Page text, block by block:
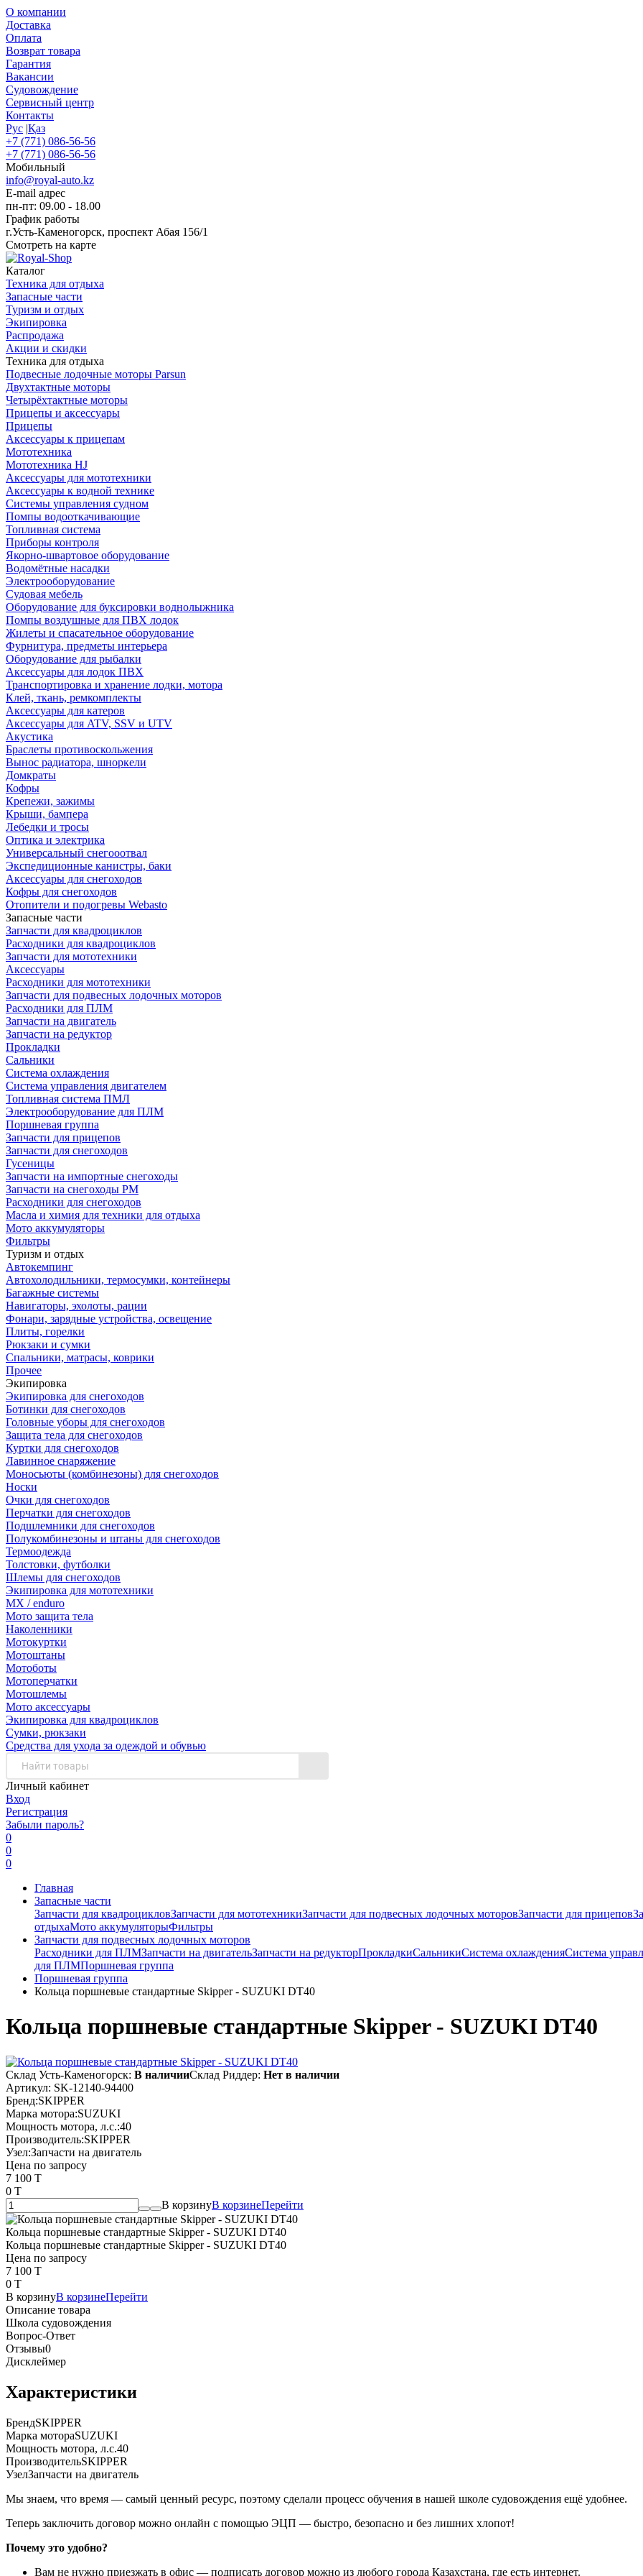
О компании
Доставка
Оплата
Возврат товара
Гарантия
Вакансии
Судовождение
Сервисный центр
Контакты
Рус |Қаз
+7 (771) 086-56-56
+7 (771) 086-56-56
Мобильный
info@royal-auto.kz
E-mail адрес
пн-пт: 09.00 - 18.00
График работы
г.Усть-Каменогорск, проспект Абая 156/1
Смотреть на карте
Каталог
Техника для отдыха
Запасные части
Туризм и отдых
Экипировка
Распродажа
Акции и скидки
Техника для отдыха
Подвесные лодочные моторы Parsun
Двухтактные моторы
Четырёхтактные моторы
Прицепы и аксессуары
Прицепы
Аксессуары к прицепам
Мототехника
Мототехника HJ
Аксессуары для мототехники
Аксессуары к водной технике
Системы управления судном
Помпы водооткачивающие
Топливная система
Приборы контроля
Якорно-швартовое оборудование
Водомётные насадки
Электрооборудование
Судовая мебель
Оборудование для буксировки воднолыжника
Помпы воздушные для ПВХ лодок
Жилеты и спасательное оборудование
Фурнитура, предметы интерьера
Оборудование для рыбалки
Аксессуары для лодок ПВХ
Транспортировка и хранение лодки, мотора
Клей, ткань, ремкомплекты
Аксессуары для катеров
Аксессуары для ATV, SSV и UTV
Акустика
Браслеты противоскольжения
Вынос радиатора, шноркели
Домкраты
Кофры
Крепежи, зажимы
Крыши, бампера
Лебедки и тросы
Оптика и электрика
Универсальный снегооотвал
Экспедиционные канистры, баки
Аксессуары для снегоходов
Кофры для снегоходов
Отопители и подогревы Webasto
Запасные части
Запчасти для квадроциклов
Расходники для квадроциклов
Запчасти для мототехники
Аксессуары
Расходники для мототехники
Запчасти для подвесных лодочных моторов
Расходники для ПЛМ
Запчасти на двигатель
Запчасти на редуктор
Прокладки
Сальники
Система охлаждения
Система управления двигателем
Топливная система ПМЛ
Электрооборудование для ПЛМ
Поршневая группа
Запчасти для прицепов
Запчасти для снегоходов
Гусеницы
Запчасти на импортные снегоходы
Запчасти на снегоходы РМ
Расходники для снегоходов
Масла и химия для техники для отдыха
Мото аккумуляторы
Фильтры
Туризм и отдых
Автокемпинг
Автохолодильники, термосумки, контейнеры
Багажные системы
Навигаторы, эхолоты, рации
Фонари, зарядные устройства, освещение
Плиты, горелки
Рюкзаки и сумки
Спальники, матрасы, коврики
Прочее
Экипировка
Экипировка для снегоходов
Ботинки для снегоходов
Головные уборы для снегоходов
Защита тела для снегоходов
Куртки для снегоходов
Лавинное снаряжение
Моносьюты (комбинезоны) для снегоходов
Носки
Очки для снегоходов
Перчатки для снегоходов
Подшлемники для снегоходов
Полукомбинезоны и штаны для снегоходов
Термоодежда
Толстовки, футболки
Шлемы для снегоходов
Экипировка для мототехники
MX / enduro
Мото защита тела
Наколенники
Мотокуртки
Мотоштаны
Мотоботы
Мотоперчатки
Мотошлемы
Мото аксессуары
Экипировка для квадроциклов
Сумки, рюкзаки
Средства для ухода за одеждой и обувью
Личный кабинет
Вход
Регистрация
Забыли пароль?
0
0
0
Главная
Запасные части
Запчасти для квадроцикловЗапчасти для мототехникиЗапчасти для подвесных лодочных моторовЗапчасти для прицепов
отдыхаМото аккумуляторыФильтры
Запчасти для подвесных лодочных моторов
Расходники для ПЛМЗапчасти на двигательЗапчасти на редукторПрокладкиСальникиСистема охлажденияСистема
для ПЛМПоршневая группа
Поршневая группа
Кольца поршневые стандартные Skipper - SUZUKI DT40
Кольца поршневые стандартные Skipper - SUZUKI DT40
Склад Усть-Каменогорск: В наличииСклад Риддер: Нет в наличии
Артикул: SK-12140-94400
Бренд:SKIPPER
Марка мотора:SUZUKI
Мощность мотора, л.с.:40
Производитель:SKIPPER
Узел:Запчасти на двигатель
Цена по запросу
7 100 T
0 T
В корзинуВ корзинеПерейти
Кольца поршневые стандартные Skipper - SUZUKI DT40
Кольца поршневые стандартные Skipper - SUZUKI DT40
Цена по запросу
7 100 T
0 T
В корзинуВ корзинеПерейти
Описание товара
Школа судовождения
Вопрос-Ответ
Отзывы0
Дисклеймер
Характеристики
БрендSKIPPER
Марка мотораSUZUKI
Мощность мотора, л.с.40
ПроизводительSKIPPER
УзелЗапчасти на двигатель
Мы знаем, что время — самый ценный ресурс, поэтому сделали процесс обучения в нашей школе судовождения ещё удобнее.
Теперь заключить договор можно онлайн с помощью ЭЦП — быстро, безопасно и без лишних хлопот!
Почему это удобно?
Вам не нужно приезжать в офис — подписать договор можно из любого города Казахстана, где есть интернет.